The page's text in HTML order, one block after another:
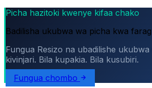
Picha hazitoki kwenye kifaa chako
Badilisha ukubwa wa picha kwa
Fungua Resizo na ubadilishe
kivinjari. Bila kupakia. Bila kusubiri.
Fungua chombo